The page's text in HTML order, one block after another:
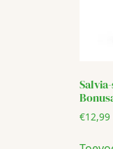
€12,99